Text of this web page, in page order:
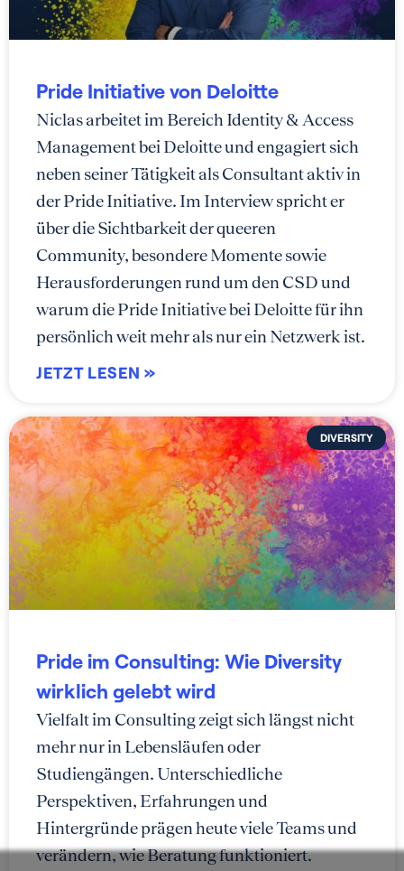
Pride Initiative von Deloitte
Niclas arbeitet im Bereich Identity & Access
Management bei Deloitte und engagiert sich
neben seiner Tätigkeit als Consultant aktiv in
der Pride Initiative. Im Interview spricht er
über die Sichtbarkeit der queeren
Community, besondere Momente sowie
Herausforderungen rund um den CSD und
warum die Pride Initiative bei Deloitte für ihn
persönlich weit mehr als nur ein Netzwerk ist.
JETZT LESEN »
DIVERSITY
Pride im Consulting: Wie Diversity
wirklich gelebt wird
Vielfalt im Consulting zeigt sich längst nicht
mehr nur in Lebensläufen oder
Studiengängen. Unterschiedliche
Perspektiven, Erfahrungen und
Hintergründe prägen heute viele Teams und
verändern, wie Beratung funktioniert.